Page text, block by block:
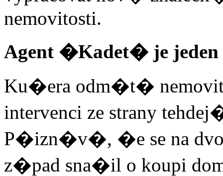
nemovitosti.
Agent �Kadet� je jeden
Ku�era odm�t�
intervenci ze strany
P�izn�v�, �e se na
z�pad sna�il o koupi